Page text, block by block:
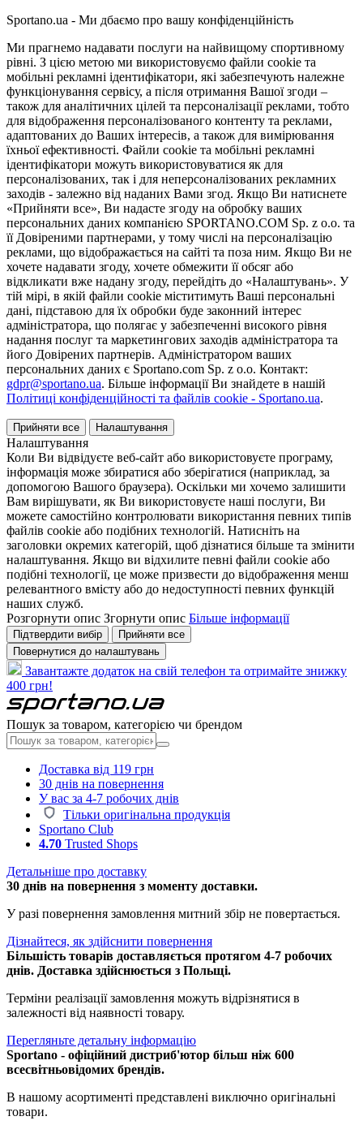
Sportano.ua - Ми дбаємо про вашу конфіденційність
Ми прагнемо надавати послуги на найвищому спортивному
рівні. З цією метою ми використовуємо файли cookie та
мобільні рекламні ідентифікатори, які забезпечують належне
функціонування сервісу, а після отримання Вашої згоди –
також для аналітичних цілей та персоналізації реклами, тобто
для відображення персоналізованого контенту та реклами,
адаптованих до Ваших інтересів, а також для вимірювання
їхньої ефективності. Файли cookie та мобільні рекламні
ідентифікатори можуть використовуватися як для
персоналізованих, так і для неперсоналізованих рекламних
заходів - залежно від наданих Вами згод. Якщо Ви натиснете
«Прийняти все», Ви надасте згоду на обробку ваших
персональних даних компанією SPORTANO.COM Sp. z o.o. та
її Довіреними партнерами, у тому числі на персоналізацію
реклами, що відображається на сайті та поза ним. Якщо Ви не
хочете надавати згоду, хочете обмежити її обсяг або
відкликати вже надану згоду, перейдіть до «Налаштувань». У
тій мірі, в якій файли cookie міститимуть Ваші персональні
дані, підставою для їх обробки буде законний інтерес
адміністратора, що полягає у забезпеченні високого рівня
надання послуг та маркетингових заходів адміністратора та
його Довірених партнерів. Адміністратором ваших
персональних даних є Sportano.com Sp. z o.o. Контакт:
gdpr@sportano.ua. Більше інформації Ви знайдете в нашій
Політиці конфіденційності та файлів cookie - Sportano.ua.
Прийняти все Налаштування
Налаштування
Коли Ви відвідуєте веб-сайт або використовуєте програму,
інформація може збиратися або зберігатися (наприклад, за
допомогою Вашого браузера). Оскільки ми хочемо залишити
Вам вирішувати, як Ви використовуєте наші послуги, Ви
можете самостійно контролювати використання певних типів
файлів cookie або подібних технологій. Натисніть на
заголовки окремих категорій, щоб дізнатися більше та змінити
налаштування. Якщо ви відхилите певні файли cookie або
подібні технології, це може призвести до відображення менш
релевантного вмісту або до недоступності певних функцій
наших служб.
Розгорнути опис Згорнути опис Більше інформації
Підтвердити вибір
Прийняти все
Повернутися до налаштувань
Завантажте додаток на свій телефон та отримайте знижку
400 грн!
Пошук за товаром, категорією чи брендом
Доставка від 119 грн
30 днів на повернення
У вас за 4-7 робочих днів
Тільки оригінальна продукція
Sportano Club
4.70 Trusted Shops
Детальніше про доставку
30 днів на повернення з моменту доставки.
У разі повернення замовлення митний збір не повертається.
Дізнайтеся, як здійснити повернення
Більшість товарів доставляється протягом 4-7 робочих
днів. Доставка здійснюється з Польщі.
Терміни реалізації замовлення можуть відрізнятися в
залежності від наявності товару.
Перегляньте детальну інформацію
Sportano - офіційний дистриб'ютор більш ніж 600
всесвітньовідомих брендів.
В нашому асортименті представлені виключно оригінальні
товари.